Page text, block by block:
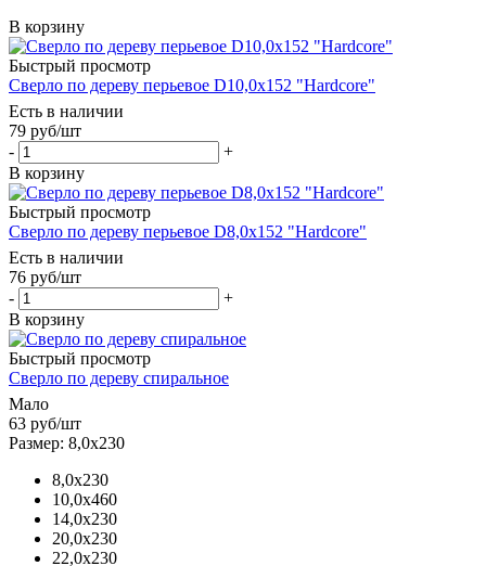
В корзину
Быстрый просмотр
Сверло по дереву перьевое D10,0х152 "Hardcore"
Есть в наличии
79 руб/шт
-
+
В корзину
Быстрый просмотр
Сверло по дереву перьевое D8,0х152 "Hardcore"
Есть в наличии
76 руб/шт
-
+
В корзину
Быстрый просмотр
Сверло по дереву спиральное
Мало
63 руб/шт
Размер: 8,0х230
8,0х230
10,0х460
14,0х230
20,0х230
22,0х230